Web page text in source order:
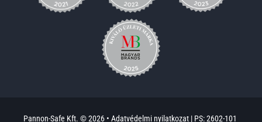
Pannon-Safe Kft. © 2026 • Adatvédelmi nyilatkozat | PS: 2602-101